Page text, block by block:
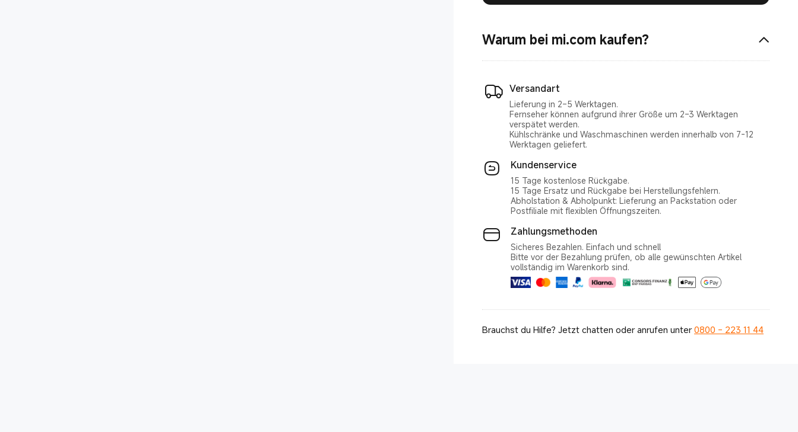
Warum bei mi.com kaufen?
Versandart
Lieferung in 2–5 Werktagen.
Fernseher können aufgrund ihrer Größe um 2–3 Werktagen
verspätet werden.
Kühlschränke und Waschmaschinen werden innerhalb von 7-12
Werktagen geliefert.
Kundenservice
15 Tage kostenlose Rückgabe.
15 Tage Ersatz und Rückgabe bei Herstellungsfehlern.
Abholstation & Abholpunkt: Lieferung an Packstation oder
Postfiliale mit flexiblen Öffnungszeiten.
Zahlungsmethoden
Sicheres Bezahlen. Einfach und schnell
Bitte vor der Bezahlung prüfen, ob alle gewünschten Artikel
vollständig im Warenkorb sind.
Brauchst du Hilfe? Jetzt chatten oder anrufen unter0800 - 223 11 44